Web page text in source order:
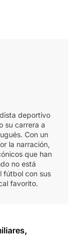
deportivo
su carrera a
Con un
la narración,
que han
no está
fútbol con sus
favorito.